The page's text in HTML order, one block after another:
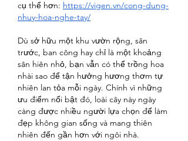
cụ thể hơn: https://vigen.vn/cong-dung-
nhuy-hoa-nghe-tay/
Dù sở hữu một khu vườn rộng, sân
trước, ban công hay chỉ là một khoảng
sân hiên nhỏ, bạn vẫn có thể trồng hoa
nhài sao để tận hưởng hương thơm tự
nhiên lan tỏa mỗi ngày. Chính vì những
ưu điểm nổi bật đó, loài cây này ngày
càng được nhiều người lựa chọn để làm
đẹp không gian sống và mang thiên
nhiên đến gần hơn với ngôi nhà.